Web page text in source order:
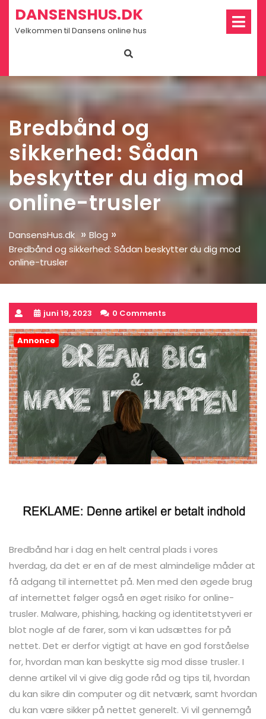
Skip
content
DANSENSHUS.DK
Velkommen til Dansens online hus
Bredbånd og
sikkerhed: Sådan
beskytter du dig mod
online-trusler
DansensHus.dk » Blog »
Bredbånd og sikkerhed: Sådan beskytter du dig mod
online-trusler
juni 19, 2023 0 Comments
Annonce
Bredbånd har i dag en helt central plads i vores
hverdag, da det er en af de mest almindelige måder at
få adgang til internettet på. Men med den øgede brug
af internettet følger også en øget risiko for online-
trusler. Malware, phishing, hacking og identitetstyveri er
blot nogle af de farer, som vi kan udsættes for på
nettet. Det er derfor vigtigt at have en god forståelse
for, hvordan man kan beskytte sig mod disse trusler. I
denne artikel vil vi give dig gode råd og tips til, hvordan
du kan sikre din computer og dit netværk, samt hvordan
du kan være sikker på nettet generelt. Vi vil gennemgå